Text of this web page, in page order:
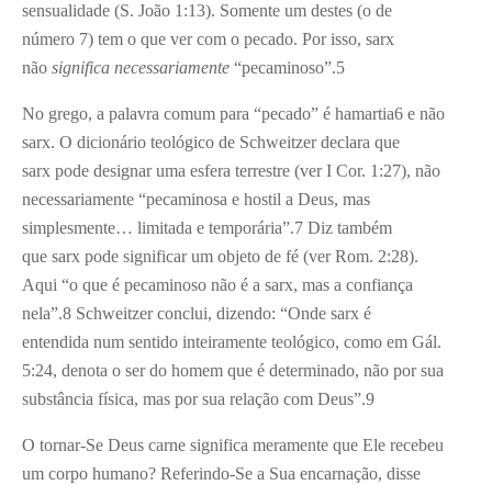
sensualidade (S. João 1:13). Somente um destes (o de
número 7) tem o que ver com o pecado. Por isso, sarx
não significa necessariamente “pecaminoso”.5
No grego, a palavra comum para “pecado” é hamartia6 e não
sarx. O dicionário teológico de Schweitzer declara que
sarx pode designar uma esfera terrestre (ver I Cor. 1:27), não
necessariamente “pecaminosa e hostil a Deus, mas
simplesmente… limitada e temporária”.7 Diz também
que sarx pode significar um objeto de fé (ver Rom. 2:28).
Aqui “o que é pecaminoso não é a sarx, mas a confiança
nela”.8 Schweitzer conclui, dizendo: “Onde sarx é
entendida num sentido inteiramente teológico, como em Gál.
5:24, denota o ser do homem que é determinado, não por sua
substância física, mas por sua relação com Deus”.9
O tornar-Se Deus carne significa meramente que Ele recebeu
um corpo humano? Referindo-Se a Sua encarnação, disse